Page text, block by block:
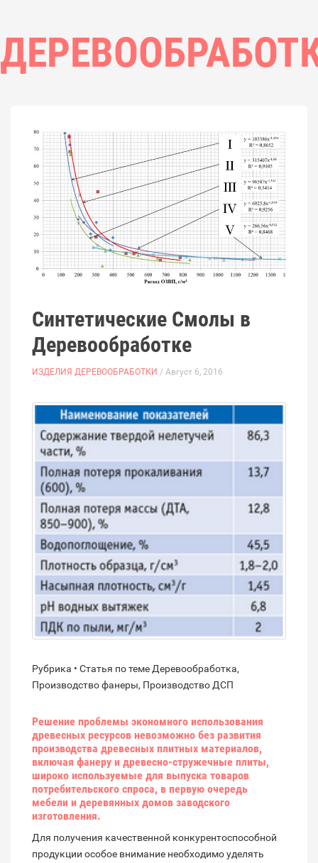
Синтетические Смолы в
Деревообработке
ИЗДЕЛИЯ ДЕРЕВООБРАБОТКИ / Август 6, 2016
Рубрика • Статья по теме Деревообработка,
Производство фанеры, Производство ДСП
Решение проблемы экономного использования
древесных ресурсов невозможно без развития
производства древесных плитных материалов,
включая фанеру и древесно-стружечные плиты,
широко используемые для выпуска товаров
потребительского спроса, в первую очередь
мебели и деревянных домов заводского
изготовления.
Для получения качественной конкурентоспособной
продукции особое внимание необходимо уделять